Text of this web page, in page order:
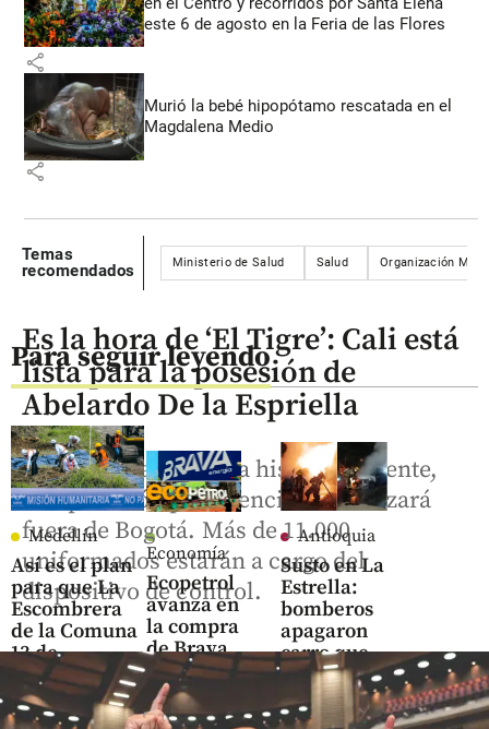
este 6 de agosto en la Feria de las Flores
share
Murió la bebé hipopótamo rescatada en el
Magdalena Medio
share
Temas
recomendados
Ministerio de Salud Salud Organización
Para seguir leyendo
Medellín
Así es el plan
para que La
Escombrera
de la Comuna
13 de
Medellín se
vuelva
monumento a
Economía
Ecopetrol
avanza en
la compra
de Brava
tras
adquirir
cerca del
Antioquia
Susto en La
Estrella:
bomberos
apagaron
carro que
se incendió
en la
madrugada
Es la hora de ‘El Tigre’: Cali está
lista para la posesión de
Abelardo De la Espriella
Por primera vez en la historia reciente,
una posesión presidencial se realizará
fuera de Bogotá. Más de 11.000
uniformados estarán a cargo del
dispositivo de control.